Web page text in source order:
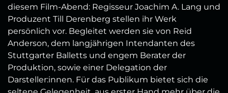
diesem Film-Abend: Regisseur Joachim A. Lang und
Produzent Till Derenberg stellen ihr Werk
persönlich vor. Begleitet werden sie von Reid
Anderson, dem langjährigen Intendanten des
Stuttgarter Balletts und engem Berater der
Produktion, sowie einer Delegation der
Darsteller:innen. Für das Publikum bietet sich die